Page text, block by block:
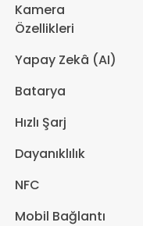
Kamera
Özellikleri
Yapay Zekâ (AI)
Batarya
Hızlı Şarj
Dayanıklılık
NFC
Mobil Bağlantı